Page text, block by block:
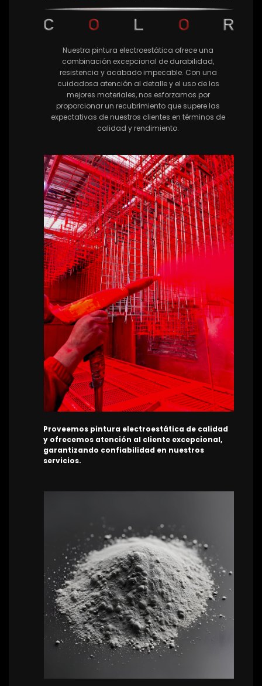
Nuestra pintura electroestática ofrece una
combinación excepcional de durabilidad,
resistencia y acabado impecable. Con una
cuidadosa atención al detalle y el uso de los
mejores materiales, nos esforzamos por
proporcionar un recubrimiento que supere las
expectativas de nuestros clientes en términos de
calidad y rendimiento.
Proveemos pintura electroestática de calidad
y ofrecemos atención al cliente excepcional,
garantizando confiabilidad en nuestros
servicios.